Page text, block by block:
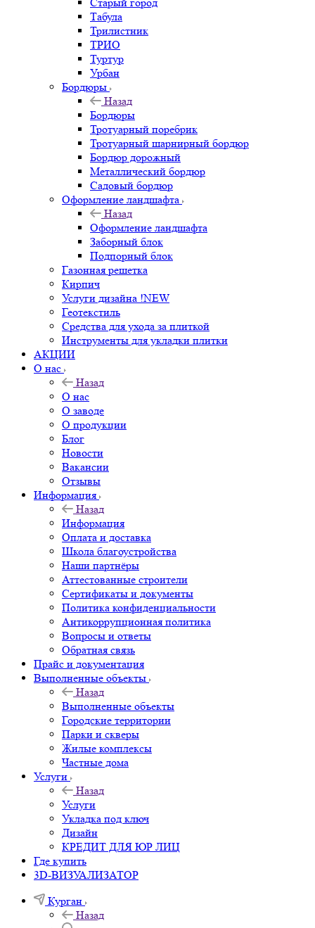
Табула
Трилистник
ТРИО
Туртур
Урбан
Бордюры
Назад
Бордюры
Тротуарный поребрик
Тротуарный шарнирный бордюр
Бордюр дорожный
Металлический бордюр
Садовый бордюр
Оформление ландшафта
Назад
Оформление ландшафта
Заборный блок
Подпорный блок
Газонная решетка
Кирпич
Услуги дизайна !NEW
Геотекстиль
Средства для ухода за плиткой
Инструменты для укладки плитки
АКЦИИ
О нас
Назад
О нас
О заводе
О продукции
Блог
Новости
Вакансии
Отзывы
Информация
Назад
Информация
Оплата и доставка
Школа благоустройства
Наши партнёры
Аттестованные строители
Сертификаты и документы
Политика конфиденциальности
Антикоррупционная политика
Вопросы и ответы
Обратная связь
Прайс и документация
Выполненные объекты
Назад
Выполненные объекты
Городские территории
Парки и скверы
Жилые комплексы
Частные дома
Услуги
Назад
Услуги
Укладка под ключ
Дизайн
КРЕДИТ ДЛЯ ЮР ЛИЦ
Где купить
3D-ВИЗУАЛИЗАТОР
Курган
Назад